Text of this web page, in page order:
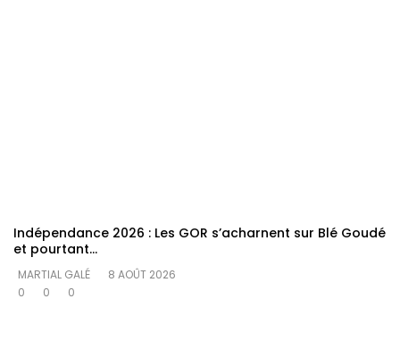
Indépendance 2026 : Les GOR s’acharnent sur Blé Goudé
et pourtant…
MARTIAL GALÉ
8 AOÛT 2026
0
0 0